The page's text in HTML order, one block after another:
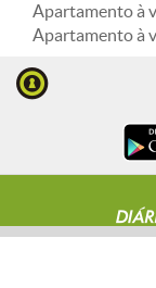
Apartamento à
Apartamento à